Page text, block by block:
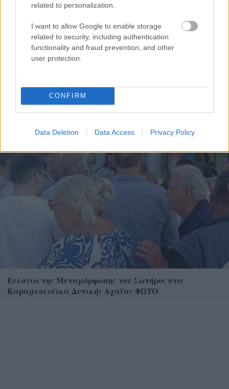
related to personalization.
I want to allow Google to enable storage
related to security, including authentication
functionality and fraud prevention, and other
user protection.
CONFIRM
Data Deletion Data Access Privacy Policy
Η Google ΑΙ ο Hassabis και η δήλωση για την θεραπεία
Ευλογία της Μεταμόρφωσης του Σωτήρος στα
Καραμεσινέικα Δυτικής Αχαΐας ΦΩΤΟ